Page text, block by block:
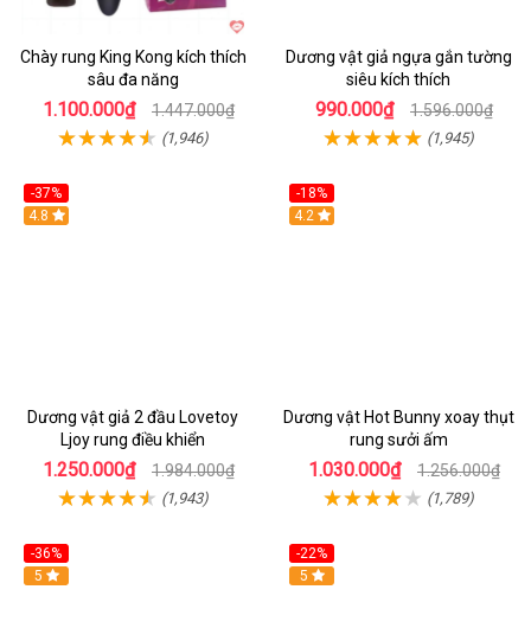
Chày rung King Kong kích thích
sâu đa năng
1.100.000₫ 1.447.000₫
(1,946)
Dương vật giả ngựa gắn tường
siêu kích thích
990.000₫ 1.596.000₫
(1,945)
-37%
Hot
4.8
Dương vật giả 2 đầu Lovetoy
Ljoy rung điều khiển
1.250.000₫ 1.984.000₫
(1,943)
-18%
Hot
4.2
Dương vật Hot Bunny xoay thụt
rung sưởi ấm
1.030.000₫ 1.256.000₫
(1,789)
-36%
Hot
5
-22%
Hot
5